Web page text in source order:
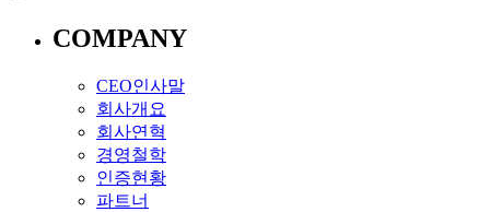
COMPANY
CEO인사말
회사개요
회사연혁
경영철학
인증현황
파트너